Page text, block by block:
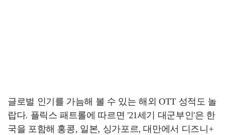
글로벌 인기를 가늠해 볼 수 있는 해외 OTT 성적도 놀
랍다. 플릭스 패트롤에 따르면 '21세기 대군부인'은 한
국을 포함해 홍콩, 일본, 싱가포르, 대만에서 디즈니+